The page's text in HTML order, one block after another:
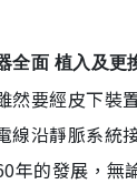
全面 植入及更
要經皮下
沿靜脈系
年的發展，